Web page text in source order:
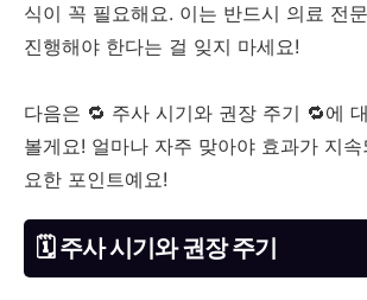
식이 꼭 필요해요. 이는 반드시 의료 전
진행해야 한다는 걸 잊지 마세요!
다음은 🔁 주사 시기와 권장 주기 🔁에
볼게요! 얼마나 자주 맞아야 효과가 지
요한 포인트예요!
🗓 주사 시기와 권장 주기